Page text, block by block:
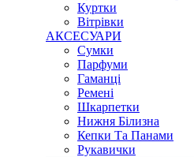
Куртки
Вітрівки
АКСЕСУАРИ
Сумки
Парфуми
Гаманці
Ремені
Шкарпетки
Нижня Білизна
Кепки Та Панами
Рукавички